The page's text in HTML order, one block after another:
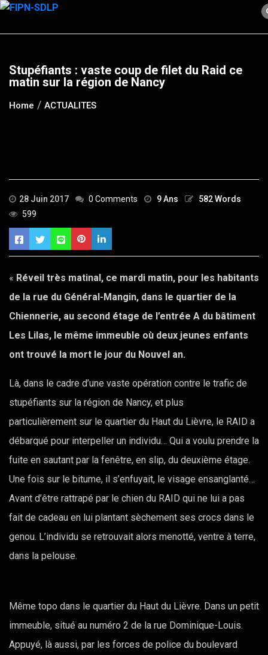
Skip
content
Stupéfiants : vaste coup de filet du Raid ce
matin sur la région de Nancy
Home ACTUALITES
28 Juin 2017 0 Comments 9 Ans
582 Words
599
« Réveil très matinal, ce mardi matin, pour les habitants
de la rue du Général-Mangin, dans le quartier de la
Chiennerie, au second étage de l’entrée A du bâtiment
Les Lilas, le même immeuble où deux jeunes enfants
ont trouvé la mort le jour du Nouvel an.
Là, dans le cadre d’une vaste opération contre le trafic de
stupéfiants sur la région de Nancy, et plus
particulièrement sur le quartier du Haut du Lièvre, le RAID a
débarqué pour interpeller un individu… Qui a voulu prendre la
fuite en sautant par la fenêtre, en slip, du deuxième étage.
Une fois sur le bitume, il s’enfuyait, le visage ensanglanté…
Avant d’être rattrapé par le chien du RAID qui ne lui a pas
fait de cadeau en lui plantant sèchement ses crocs dans le
genou. L’individu se retrouvait alors menotté, ventre à terre,
dans la pelouse.
Même topo dans le quartier du Haut du Lièvre. Dans un petit
immeuble, situé au numéro 2 de la rue Dominique-Louis.
Appuyé, là aussi, par les forces de police du boulevard